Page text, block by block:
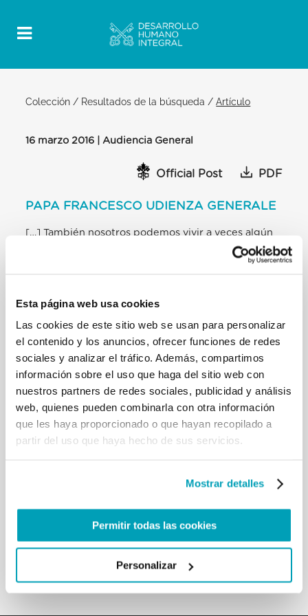
Esta página web usa cookies
Las cookies de este sitio web se usan para personalizar
el contenido y los anuncios, ofrecer funciones de redes
sociales y analizar el tráfico. Además, compartimos
información sobre el uso que haga del sitio web con
nuestros partners de redes sociales, publicidad y análisis
web, quienes pueden combinarla con otra información
que les haya proporcionado o que hayan recopilado a
partir del uso que haya hecho de sus servicios.
Mostrar detalles
Permitir todas las cookies
Personalizar
Colección / Resultados de la búsqueda /Artículo
16 marzo 2016 | Audiencia General
Official Post PDF
PAPA FRANCESCO UDIENZA GENERALE
[…] También nosotros podemos vivir a veces algún
tipo de exilio, cuando la soledad, el sufrimiento, la
mí». Son personas que sufren y se sienten
abandonadas. Y ¡cuántos de nuestros hermanos
están viviendo en este tiempo una real y dramática
situación de exilio, lejos de su tierra natal, con los
ojos todavía entre los escombros de sus casas, en el
corazón el miedo y, a menudo, por desgracia, el
dolor por la pérdida de seres queridos ! En estos
casos uno puede preguntarse: ¿dónde está Dios?
¿Cómo es posible que tanto sufrimiento pueda
golpear a hombres, mujeres y niños inocentes? Y
cuando tratan de entrar en algún otro lugar les
que muchas puertas y muchos corazones están
sin comida y que no pueden entrar, no se sienten
acogidos. ¡Me encanta ver a las naciones, los
puertas! […]